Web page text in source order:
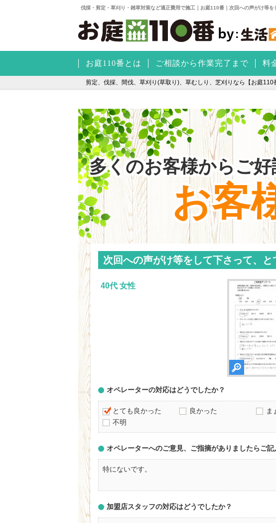
伐採・剪定・草刈り・雑草対策など適正費用で施工｜お庭110番｜次回への声がけ等を
お庭110番とは ご相談から作業完了まで 料
剪定、伐採、間伐、草刈り(草取り)、草むしり、芝刈りなら【お庭110
多くのお客様からご
お客
次回への声がけ等をして下さって、と
40代 女性
オペレーターの対応はどうでしたか？
とても良かった 良かった ま
不明
オペレーターへのご意見、ご指摘がありましたらご記
特にないです。
加盟店スタッフの対応はどうでしたか？